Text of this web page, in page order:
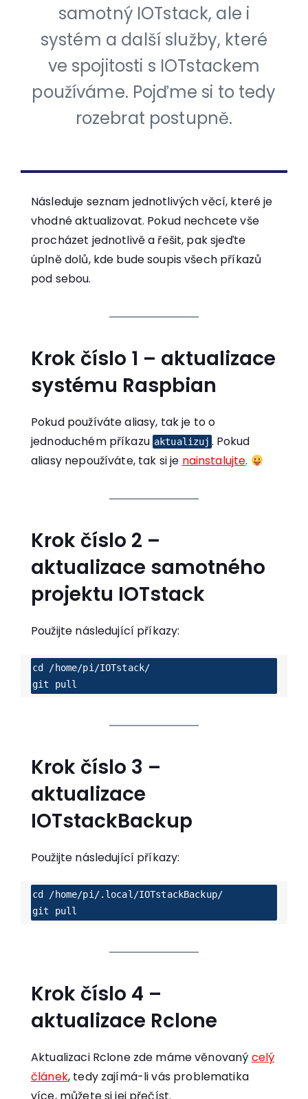
samotný IOTstack, ale i
systém a další služby, které
ve spojitosti s IOTstackem
používáme. Pojďme si to tedy
rozebrat postupně.
Následuje seznam jednotlivých věcí, které je
vhodné aktualizovat. Pokud nechcete vše
procházet jednotlivě a řešit, pak sjeďte
úplně dolů, kde bude soupis všech příkazů
pod sebou.
Krok číslo 1 – aktualizace
systému Raspbian
Pokud používáte aliasy, tak je to o
jednoduchém příkazu aktualizuj . Pokud
aliasy nepoužíváte, tak si je nainstalujte.
Krok číslo 2 –
aktualizace samotného
projektu IOTstack
Použijte následující příkazy:
cd /home/pi/IOTstack/
git pull
Krok číslo 3 –
aktualizace
IOTstackBackup
Použijte následující příkazy:
cd /home/pi/.local/IOTstackBackup/
git pull
Krok číslo 4 –
aktualizace Rclone
Aktualizaci Rclone zde máme věnovaný celý
článek, tedy zajímá-li vás problematika